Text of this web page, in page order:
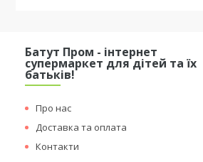
Батут Пром - інтернет
супермаркет для дітей та їх
батьків!
Про нас
Доставка та оплата
Контакти